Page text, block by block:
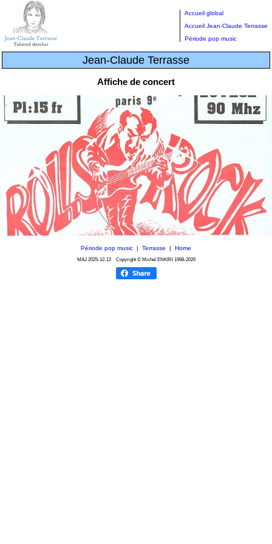
Accueil global
Accueil Jean-Claude Terrasse
Période pop music
Jean-Claude Terrasse
Affiche de concert
Période pop music | Terrasse | Home
MAJ 2025-12-12Copyright © Michel ENKIRI 1998-2026